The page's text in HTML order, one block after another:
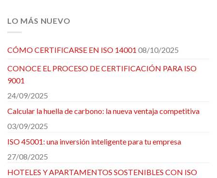
LO MÁS NUEVO
CÓMO CERTIFICARSE EN ISO 14001 08/10/2025
CONOCE EL PROCESO DE CERTIFICACIÓN PARA ISO
9001
24/09/2025
Calcular la huella de carbono: la nueva ventaja competitiva
03/09/2025
ISO 45001: una inversión inteligente para tu empresa
27/08/2025
HOTELES Y APARTAMENTOS SOSTENIBLES CON ISO